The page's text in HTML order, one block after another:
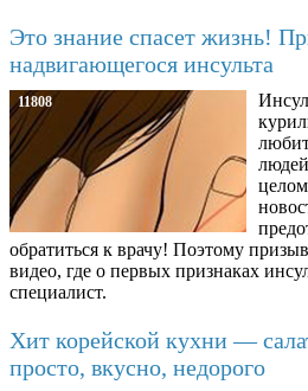
Это знание спасет жизнь!
надвигающегося инсульта
11808
обратиться к врачу! Поэтому
видео, где о первых признаках
специалист.
Хит корейской кухни —
просто, вкусно, недорого